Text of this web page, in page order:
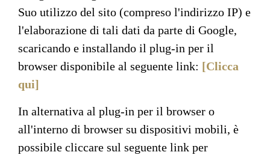
Suo utilizzo del sito (compreso l'indirizzo IP) e
l'elaborazione di tali dati da parte di Google,
scaricando e installando il plug-in per il
browser disponibile al seguente link: [Clicca
qui]
In alternativa al plug-in per il browser o
all'interno di browser su dispositivi mobili, è
possibile cliccare sul seguente link per